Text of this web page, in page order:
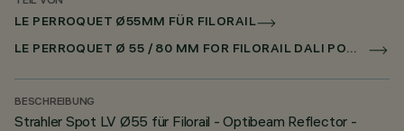
LE PERROQUET Ø55MM FÜR FILORAIL
LE PERROQUET Ø 55 / 80 MM FOR FILORAIL DALI POWERLINE
BESCHREIBUNG
Strahler Spot LV Ø55 für Filorail - Optibeam Reflector -